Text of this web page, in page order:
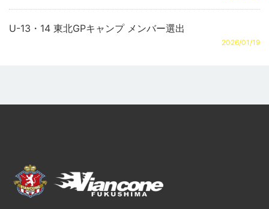
U-13・14 東北GPキャンプ メンバー選出
2026/01/19